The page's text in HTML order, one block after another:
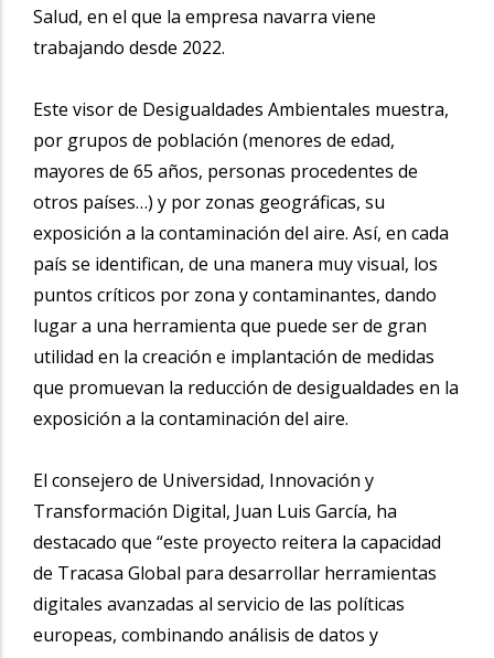
Salud, en el que la empresa navarra viene
trabajando desde 2022.
Este visor de Desigualdades Ambientales muestra,
por grupos de población (menores de edad,
mayores de 65 años, personas procedentes de
otros países…) y por zonas geográficas, su
exposición a la contaminación del aire. Así, en cada
país se identifican, de una manera muy visual, los
puntos críticos por zona y contaminantes, dando
lugar a una herramienta que puede ser de gran
utilidad en la creación e implantación de medidas
que promuevan la reducción de desigualdades en la
exposición a la contaminación del aire.
El consejero de Universidad, Innovación y
Transformación Digital, Juan Luis García, ha
destacado que “este proyecto reitera la capacidad
de Tracasa Global para desarrollar herramientas
digitales avanzadas al servicio de las políticas
europeas, combinando análisis de datos y